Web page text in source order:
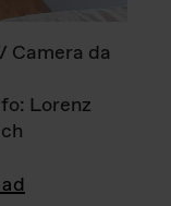
Camera da
Lorenz